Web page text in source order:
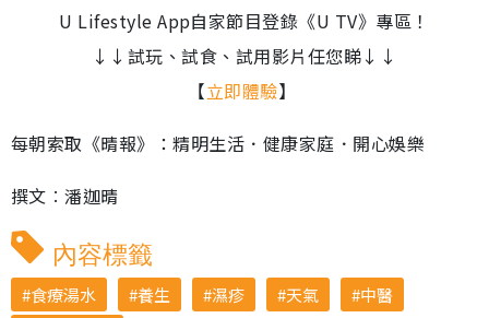
:
5
2
7
間
U Lifestyle App自家節目登錄《U TV》專區！
↓↓試玩、試食、試用影片任您睇↓↓
【立即體驗】
每朝索取《晴報》：精明生活．健康家庭．開心娛樂
撰文︰潘迦晴
內容標籤
食療湯水 養生 濕疹 天氣
中醫